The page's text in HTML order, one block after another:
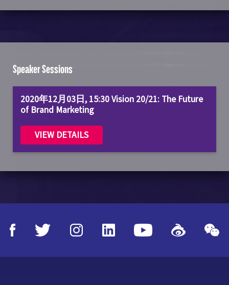
Speaker Sessions
2020年12月03日, 15:30 Vision 20/21: The Future
of Brand Marketing
VIEW DETAILS